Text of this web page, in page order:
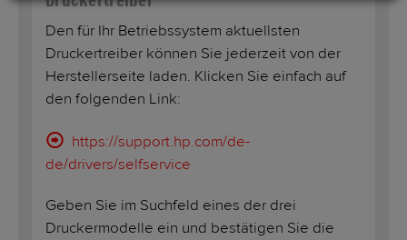
Den für Ihr Betriebssystem aktuellsten
Druckertreiber können Sie jederzeit von der
Herstellerseite laden. Klicken Sie einfach auf
den folgenden Link:
https://support.hp.com/de-
de/drivers/selfservice
Geben Sie im Suchfeld eines der drei
Druckermodelle ein und bestätigen Sie die